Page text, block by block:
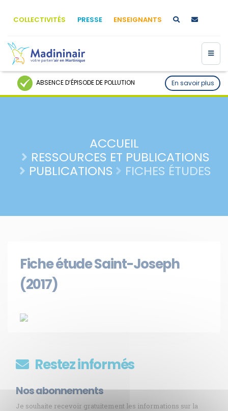
COLLECTIVITÉS PRESSE ENSEIGNANTS
ABSENCE D’ÉPISODE DE POLLUTION En savoir plus
ACCUEIL
RESSOURCES ET PUBLICATIONS
PUBLICATIONS
FICHES ÉTUDES
Fiche étude Saint-Joseph
(2017)
Restez informés
Nos abonnements
Je souhaite recevoir gratuitement les informations sur la